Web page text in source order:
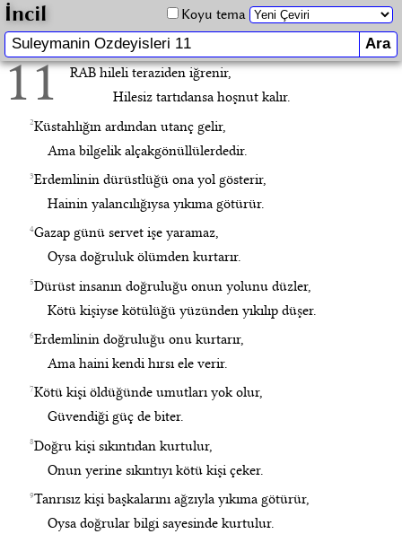
İncil Koyu tema
11
RAB hileli teraziden iğrenir,
Hilesiz tartıdansa hoşnut kalır.
2Küstahlığın ardından utanç gelir,
Ama bilgelik alçakgönüllülerdedir.
3Erdemlinin dürüstlüğü ona yol gösterir,
Hainin yalancılığıysa yıkıma götürür.
4Gazap günü servet işe yaramaz,
Oysa doğruluk ölümden kurtarır.
5Dürüst insanın doğruluğu onun yolunu düzler,
Kötü kişiyse kötülüğü yüzünden yıkılıp düşer.
6Erdemlinin doğruluğu onu kurtarır,
Ama haini kendi hırsı ele verir.
7Kötü kişi öldüğünde umutları yok olur,
Güvendiği güç de biter.
8Doğru kişi sıkıntıdan kurtulur,
Onun yerine sıkıntıyı kötü kişi çeker.
9Tanrısız kişi başkalarını ağzıyla yıkıma götürür,
Oysa doğrular bilgi sayesinde kurtulur.